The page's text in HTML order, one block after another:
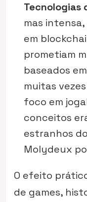
Tecnologias
mas
em
prometiam
baseados
muitas
foco em
conceitos
estranhos
Molydeux
O efeito
de games,